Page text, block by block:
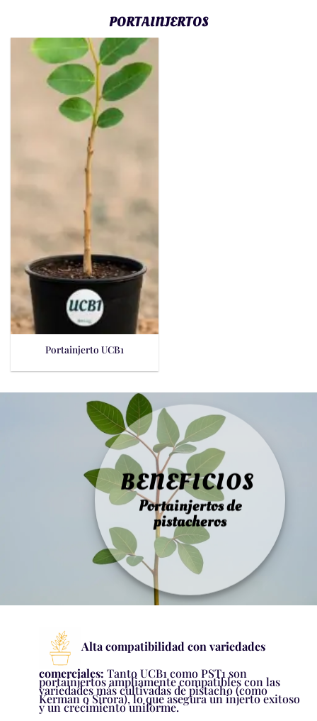
PORTAINJERTOS
Portainjerto UCB1
BENEFICIOS
Portainjertos de
pistacheros
Alta compatibilidad con variedades
comerciales: Tanto UCB1 como PST1 son
portainjertos ampliamente compatibles con las
variedades más cultivadas de pistacho (como
Kerman o Sirora), lo que asegura un injerto exitoso
y un crecimiento uniforme.